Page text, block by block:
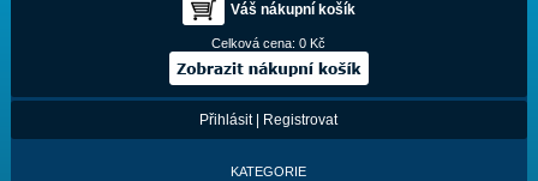
Váš nákupní košík
Celková cena:0 Kč
Přihlásit| Registrovat
KATEGORIE